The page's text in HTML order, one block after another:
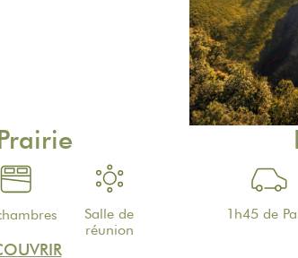
Salle de
réunion
1h45 de